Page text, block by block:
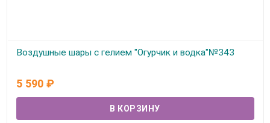
Воздушные шары с гелием "Огурчик и водка"№343
5 590 ₽